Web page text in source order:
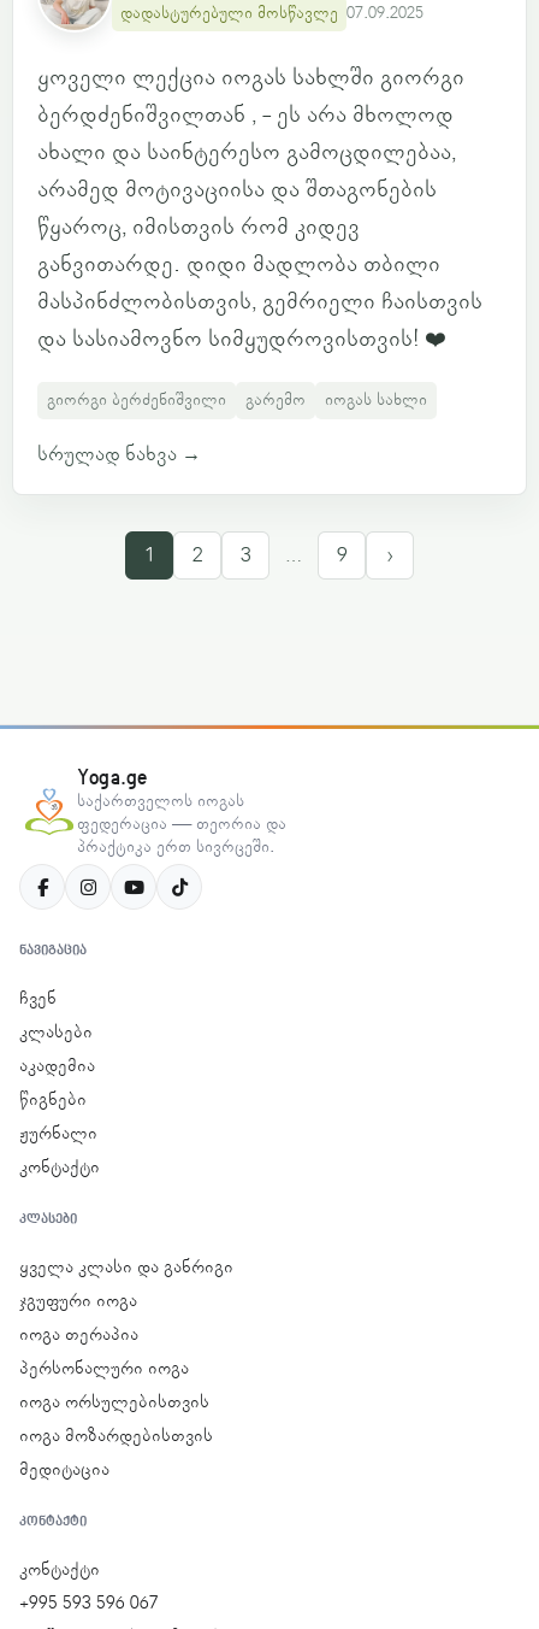
დადასტურებული მოსწავლე 07.09.2025
ყოველი ლექცია იოგას სახლში გიორგი
ბერდძენიშვილთან , - ეს არა მხოლოდ
ახალი და საინტერესო გამოცდილებაა,
არამედ მოტივაციისა და შთაგონების
წყაროც, იმისთვის რომ კიდევ
განვითარდე. დიდი მადლობა თბილი
მასპინძლობისთვის, გემრიელი ჩაისთვის
და სასიამოვნო სიმყუდროვისთვის! ❤️
გიორგი ბერძენიშვილი გარემო იოგას სახლი
სრულად ნახვა →
1 2 3 … 9 ›
Yoga.ge
საქართველოს იოგას
ფედერაცია — თეორია და
პრაქტიკა ერთ სივრცეში.
ᲜᲐᲕᲘᲒᲐᲪᲘᲐ
ჩვენ
კლასები
აკადემია
წიგნები
ჟურნალი
კონტაქტი
ᲙᲚᲐᲡᲔᲑᲘ
ყველა კლასი და განრიგი
ჯგუფური იოგა
იოგა თერაპია
პერსონალური იოგა
იოგა ორსულებისთვის
იოგა მოზარდებისთვის
მედიტაცია
ᲙᲝᲜᲢᲐᲥᲢᲘ
კონტაქტი
+995 593 596 067